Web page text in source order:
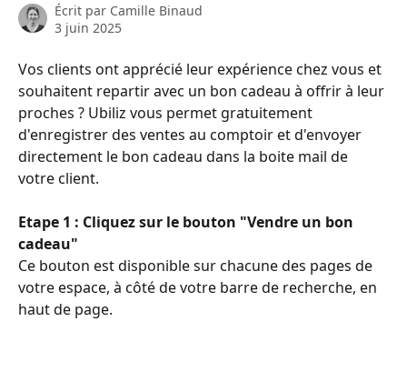
Écrit par Camille Binaud
3 juin 2025
Vos clients ont apprécié leur expérience chez vous et
souhaitent repartir avec un bon cadeau à offrir à leur
proches ? Ubiliz vous permet gratuitement
d'enregistrer des ventes au comptoir et d'envoyer
directement le bon cadeau dans la boite mail de
votre client.
Etape 1 : Cliquez sur le bouton "Vendre un bon
cadeau"
Ce bouton est disponible sur chacune des pages de
votre espace, à côté de votre barre de recherche, en
haut de page.